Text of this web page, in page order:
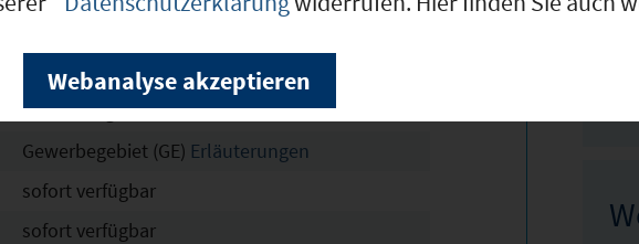
in Vorbereitung
vollständig erschlossen
Gewerbegebiet (GE) Erläuterungen
sofort verfügbar
sofort verfügbar
Webanalyse akzeptieren